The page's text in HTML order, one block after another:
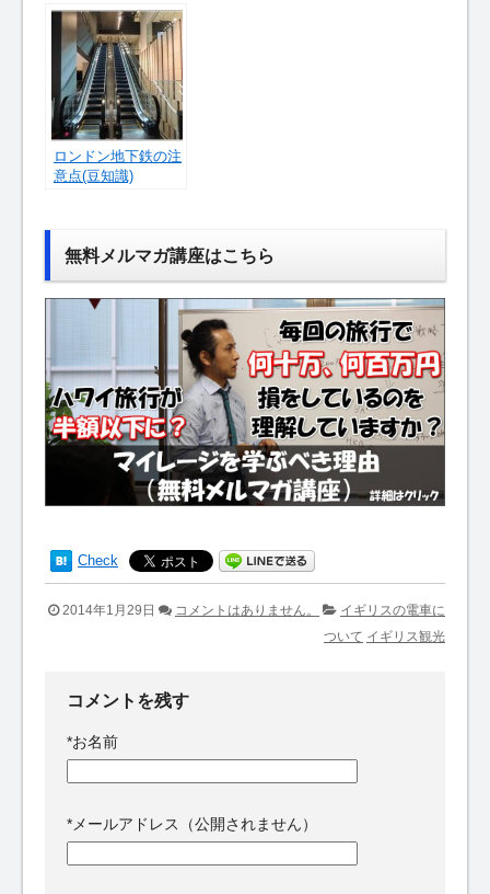
ロンドン地下鉄の注
意点(豆知識)
無料メルマガ講座はこちら
Check
2014年1月29日 コメントはありません。
イギリスの電車に
ついて イギリス観光
コメントを残す
*お名前
* メールアドレス（公開されません）